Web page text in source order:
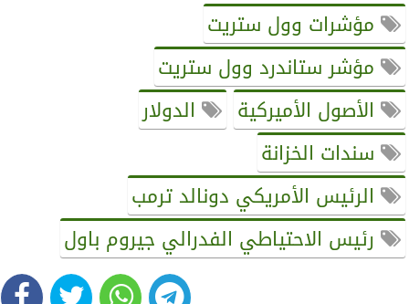
مؤشرات وول ستريت
مؤشر ستاندرد وول ستريت
الأصول الأميركية
الدولار
سندات الخزانة
الرئيس الأمريكي دونالد ترمب
رئيس الاحتياطي الفدرالي جيروم باول